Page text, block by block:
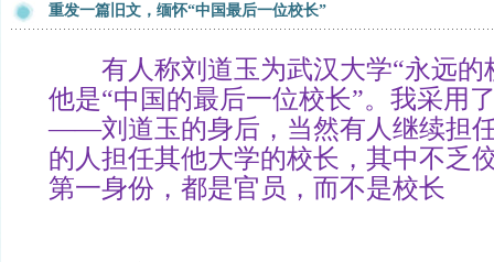
重发一篇旧文，缅怀“中国最后一位校长”
有人称刘道玉为武汉大学“永远的
他是“中国的最后一位校长”。我采用
——刘道玉的身后，当然有人继续担
的人担任其他大学的校长，其中不乏
第一身份，都是官员，而不是校长